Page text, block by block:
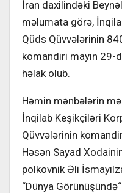
İran daxilindəki
məlumata görə,
Qüds Qüvvələrinin
komandiri mayın 29-
həlak olub.
Həmin mənbələrin
İnqilab Keşikçiləri
Qüvvələrinin
Həsən Sayad
polkovnik Əli
“Dünya